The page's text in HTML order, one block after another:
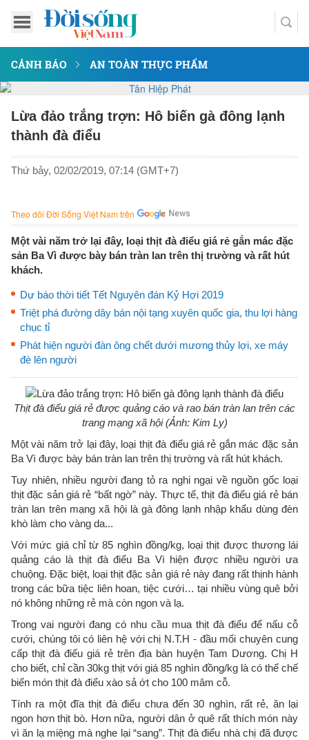
CẢNH BÁO AN TOÀN THỰC PHẨM
Lừa đảo trắng trợn: Hô biến gà đông lạnh
thành đà điểu
Thứ bảy, 02/02/2019, 07:14 (GMT+7)
Theo dõi Đời Sống Việt Nam trên
Một vài năm trở lại đây, loại thịt đà điểu giá rẻ gắn mác đặc
sản Ba Vì được bày bán tràn lan trên thị trường và rất hút
khách.
Dự báo thời tiết Tết Nguyên đán Kỷ Hợi 2019
Triệt phá đường dây bán nội tạng xuyên quốc gia, thu lợi hàng
chục tỉ
Phát hiện người đàn ông chết dưới mương thủy lợi, xe máy
đè lên người
Thịt đà điểu giá rẻ được quảng cáo và rao bán tràn lan trên các
trang mạng xã hội (Ảnh: Kim Ly)
Một vài năm trở lại đây, loại thịt đà điểu giá rẻ gắn mác đặc sản
Ba Vì được bày bán tràn lan trên thị trường và rất hút khách.
Tuy nhiên, nhiều người đang tỏ ra nghi ngại về nguồn gốc loại
thịt đặc sản giá rẻ “bất ngờ” này. Thực tế, thịt đà điểu giá rẻ bán
tràn lan trên mạng xã hội là gà đông lạnh nhập khẩu dùng đèn
khò làm cho vàng da...
Với mức giá chỉ từ 85 nghìn đồng/kg, loại thịt được thương lái
quảng cáo là thịt đà điểu Ba Vì hiện được nhiều người ưa
chuộng. Đặc biệt, loại thịt đặc sản giá rẻ này đang rất thịnh hành
trong các bữa tiệc liên hoan, tiệc cưới… tại nhiều vùng quê bởi
nó không những rẻ mà còn ngon và lạ.
Trong vai người đang có nhu cầu mua thịt đà điểu để nấu cỗ
cưới, chúng tôi có liên hệ với chị N.T.H - đầu mối chuyên cung
cấp thịt đà điểu giá rẻ trên địa bàn huyện Tam Dương. Chị H
cho biết, chỉ cần 30kg thịt với giá 85 nghìn đồng/kg là có thể chế
biến món thịt đà điểu xào sả ớt cho 100 mâm cỗ.
Tính ra một đĩa thịt đà điểu chưa đến 30 nghìn, rất rẻ, ăn lại
ngon hơn thịt bò. Hơn nữa, người dân ở quê rất thích món này
vì ăn lạ miệng mà nghe lại “sang”. Thịt đà điểu nhà chị đã được